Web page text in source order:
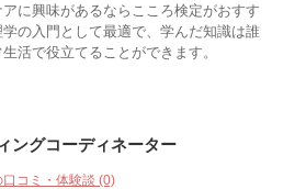
アに興味があるならこころ検定がおすす
の入門として最適で、学んだ知識は誰
活で役立てることができます。
ングコーディネーター
口コミ・体験談 (0)